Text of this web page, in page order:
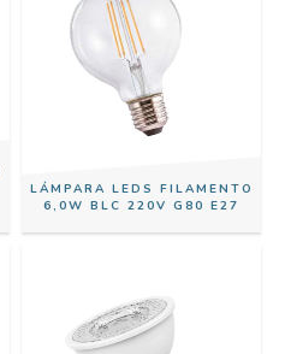
LÁMPARA LEDS FILAMENTO
6,0W BLC 220V G80 E27